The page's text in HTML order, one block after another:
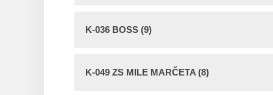
K-036 BOSS (9)
K-049 ZS MILE MARČETA (8)